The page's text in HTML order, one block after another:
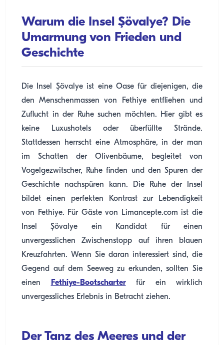
Warum die Insel Şövalye? Die
Umarmung von Frieden und
Geschichte
Die Insel Şövalye ist eine Oase für diejenigen, die
den Menschenmassen von Fethiye entfliehen und
Zuflucht in der Ruhe suchen möchten. Hier gibt es
keine Luxushotels oder überfüllte Strände.
Stattdessen herrscht eine Atmosphäre, in der man
im Schatten der Olivenbäume, begleitet von
Vogelgezwitscher, Ruhe finden und den Spuren der
Geschichte nachspüren kann. Die Ruhe der Insel
bildet einen perfekten Kontrast zur Lebendigkeit
von Fethiye. Für Gäste von Limancepte.com ist die
Insel Şövalye ein Kandidat für einen
unvergesslichen Zwischenstopp auf ihren blauen
Kreuzfahrten. Wenn Sie daran interessiert sind, die
Gegend auf dem Seeweg zu erkunden, sollten Sie
einen
Fethiye-Bootscharterfür ein wirklich
unvergessliches Erlebnis in Betracht ziehen.
Der Tanz des Meeres und der